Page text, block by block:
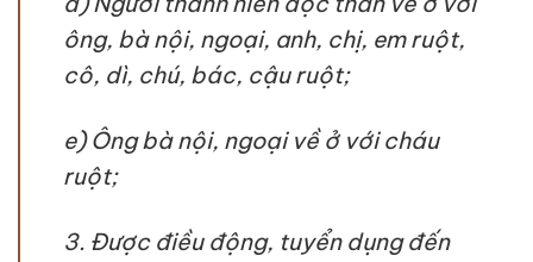
ông, bà nội, ngoại, anh, chị, em ruột,
cô, dì, chú, bác, cậu ruột;
e) Ông bà nội, ngoại về ở với cháu
ruột;
3. Được điều động, tuyển dụng đến